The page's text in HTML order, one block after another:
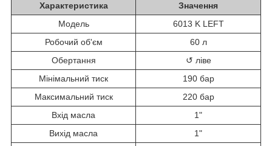
Характеристика
Значення
Модель
6013 K LEFT
Робочий об'єм
60 л
Обертання
↺ ліве
Мінімальний тиск
190 бар
Максимальний тиск
220 бар
Вхід масла
1"
Вихід масла
1"